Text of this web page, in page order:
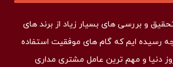
و بررسی های بسیار زیاد از برند های
رسیده ایم که گام های موفقیت استفاده
دنیا و مهم ترین عامل مشتری مداری